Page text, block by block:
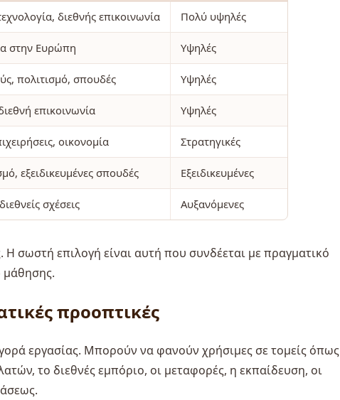
διεθνής επικοινωνία Πολύ υψηλές
στην Ευρώπη Υψηλές
πολιτισμό, σπουδές Υψηλές
επικοινωνία Υψηλές
οικονομία Στρατηγικές
εξειδικευμένες σπουδές Εξειδικευμένες
σχέσεις Αυξανόμενες
σωστή επιλογή είναι αυτή που συνδέεται με πραγματικό
μάθησης.
προοπτικές
εργασίας. Μπορούν να φανούν χρήσιμες σε τομείς όπως
το διεθνές εμπόριο, οι μεταφορές, η εκπαίδευση, οι